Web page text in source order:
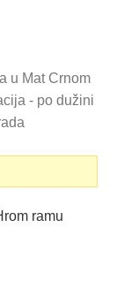
u Mat Crnom
- po dužini